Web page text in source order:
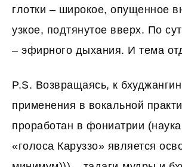
глотки – широкое, опущенное
узкое, подтянутое вверх. По
– эфирного дыхания. И тема
P.S. Возвращаясь, к
применения в вокальной
проработан в фониатрии
«голоса Каруззо» является